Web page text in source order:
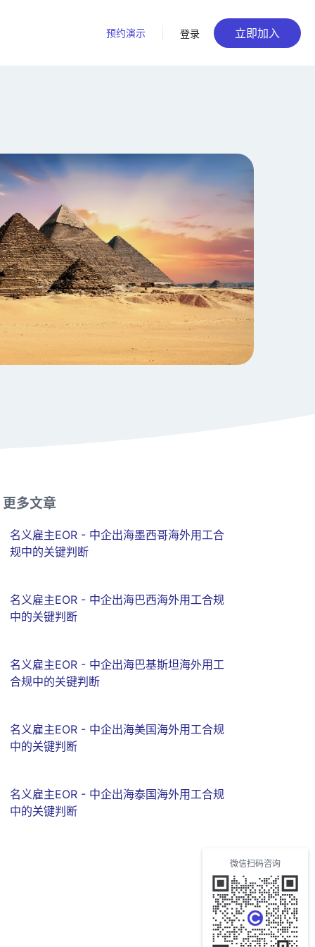
预约演示 登录 立即加入
更多文章
名义雇主EOR - 中企出海墨西哥海外用工合
规中的关键判断
名义雇主EOR - 中企出海巴西海外用工合规
中的关键判断
名义雇主EOR - 中企出海巴基斯坦海外用工
合规中的关键判断
名义雇主EOR - 中企出海美国海外用工合规
中的关键判断
名义雇主EOR - 中企出海泰国海外用工合规
中的关键判断
微信扫码咨询